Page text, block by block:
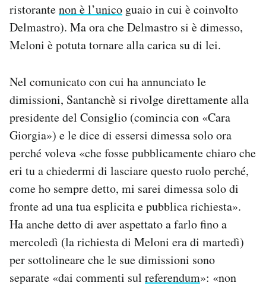
ristorantenon è l’unico guaio in cui è coinvolto
Delmastro). Ma ora che Delmastro si è dimesso,
Meloni è potuta tornare alla carica su di lei.
Nel comunicato con cui ha annunciato le
dimissioni, Santanchè si rivolge direttamente alla
presidente del Consiglio (comincia con «Cara
Giorgia») e le dice di essersi dimessa solo ora
perché voleva «che fosse pubblicamente chiaro che
eri tu a chiedermi di lasciare questo ruolo perché,
come ho sempre detto, mi sarei dimessa solo di
fronte ad una tua esplicita e pubblica richiesta».
Ha anche detto di aver aspettato a farlo fino a
mercoledì (la richiesta di Meloni era di martedì)
per sottolineare che le sue dimissioni sono
separate «dai commenti sul referendum»: «non